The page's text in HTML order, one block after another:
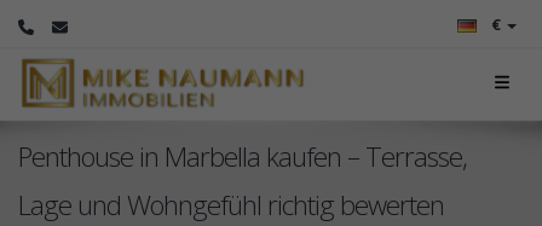
€
Penthouse in Marbella kaufen – Terrasse,
Lage und Wohngefühl richtig bewerten